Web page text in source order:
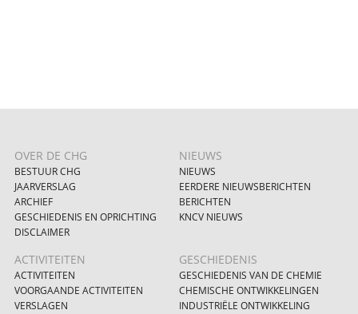
OVER DE CHG
BESTUUR CHG
JAARVERSLAG
ARCHIEF
GESCHIEDENIS EN OPRICHTING
DISCLAIMER
NIEUWS
NIEUWS
EERDERE NIEUWSBERICHTEN
BERICHTEN
KNCV NIEUWS
ACTIVITEITEN
ACTIVITEITEN
VOORGAANDE ACTIVITEITEN
VERSLAGEN
GESCHIEDENIS
GESCHIEDENIS VAN DE CHEMIE
CHEMISCHE ONTWIKKELINGEN
INDUSTRIËLE ONTWIKKELING